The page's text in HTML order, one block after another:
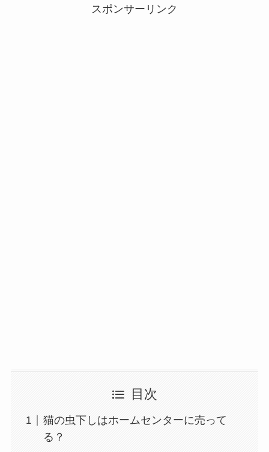
スポンサーリンク
目次
猫の虫下しはホームセンターに売って
る？